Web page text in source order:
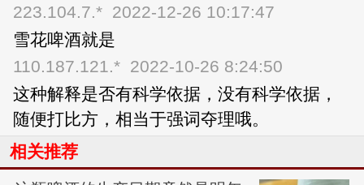
223.104.7.* 2022-12-26 10:17:47
雪花啤酒就是
110.187.121.* 2022-10-26 8:24:50
这种解释是否有科学依据，没有科学依据，
随便打比方，相当于强词夺理哦。
相关推荐